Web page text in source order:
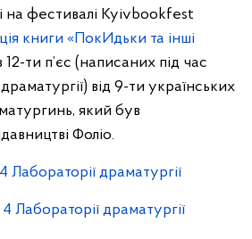
на фестивалі Kyivbookfest
книги «ПокИдьки та інші
ти п’єс (написаних під час
від 9-ти українських
який був
Фоліо.
Лабораторії драматургії
4 Лабораторії драматургії